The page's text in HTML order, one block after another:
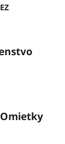
Omietky